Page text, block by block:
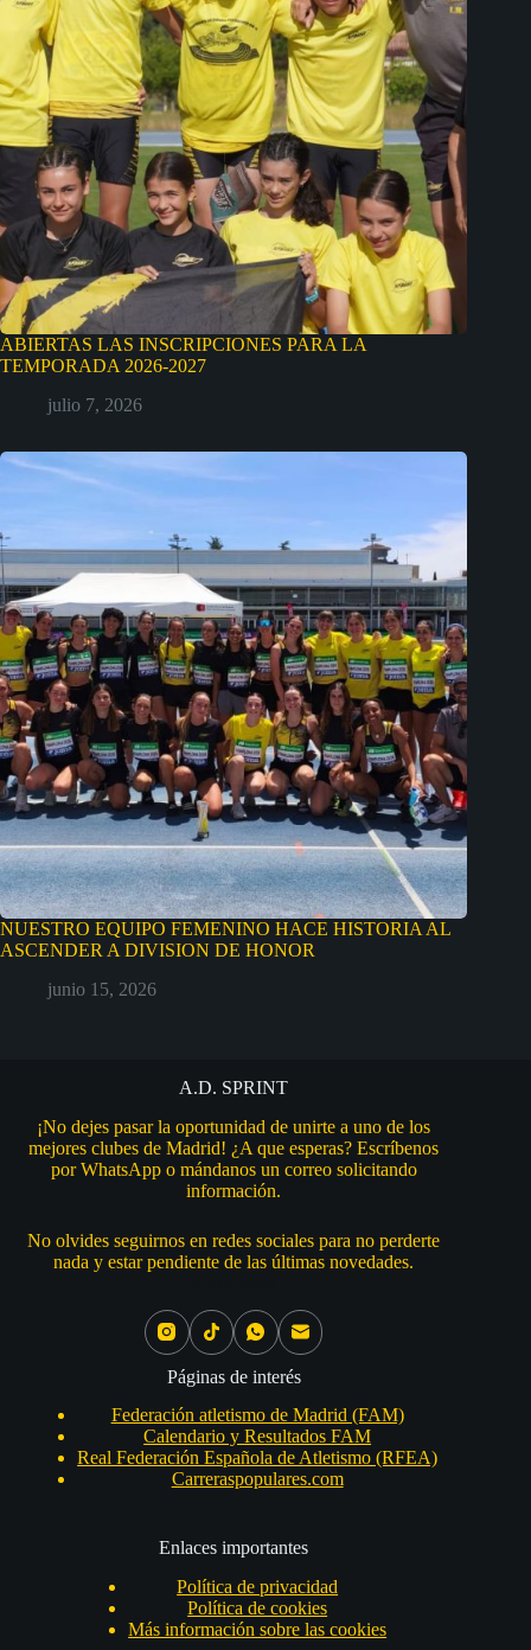
ABIERTAS LAS INSCRIPCIONES PARA LA
TEMPORADA 2026-2027
julio 7, 2026
NUESTRO EQUIPO FEMENINO HACE HISTORIA AL
ASCENDER A DIVISION DE HONOR
junio 15, 2026
A.D. SPRINT
¡No dejes pasar la oportunidad de unirte a uno de los
mejores clubes de Madrid! ¿A que esperas? Escríbenos
por WhatsApp o mándanos un correo solicitando
información.
No olvides seguirnos en redes sociales para no perderte
nada y estar pendiente de las últimas novedades.
Páginas de interés
Federación atletismo de Madrid (FAM)
Calendario y Resultados FAM
Real Federación Española de Atletismo (RFEA)
Carreraspopulares.com
Enlaces importantes
Política de privacidad
Política de cookies
Más información sobre las cookies